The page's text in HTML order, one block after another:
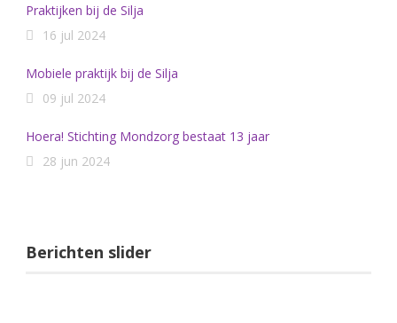
Praktijken bij de Silja
16 jul 2024
Mobiele praktijk bij de Silja
09 jul 2024
Hoera! Stichting Mondzorg bestaat 13 jaar
28 jun 2024
Berichten slider